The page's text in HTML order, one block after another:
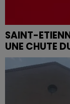
SAINT-
UNE CHUTE